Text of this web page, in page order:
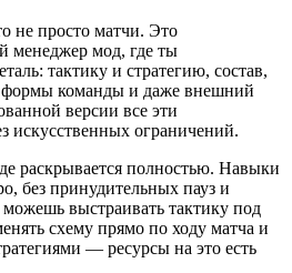
не просто матчи. Это
менеджер мод, где ты
тактику и стратегию, состав,
формы команды и даже внешний
версии все эти
искусственных ограничений.
раскрывается полностью. Навыки
без принудительных пауз и
выстраивать тактику под
схему прямо по ходу матча и
— ресурсы на это есть